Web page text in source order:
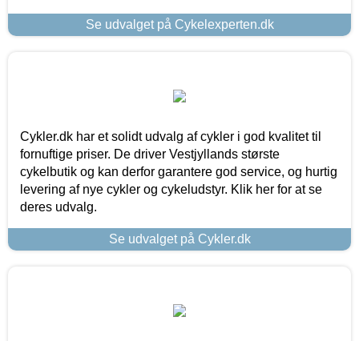
Se udvalget på Cykelexperten.dk
Cykler.dk har et solidt udvalg af cykler i god kvalitet til
fornuftige priser. De driver Vestjyllands største
cykelbutik og kan derfor garantere god service, og hurtig
levering af nye cykler og cykeludstyr. Klik her for at se
deres udvalg.
Se udvalget på Cykler.dk